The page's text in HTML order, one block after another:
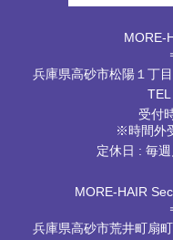
MORE-
兵庫県高砂市松陽１丁
TEL
受付
※時間外
定休日 : 毎
MORE-HAIR
兵庫県高砂市荒井町扇